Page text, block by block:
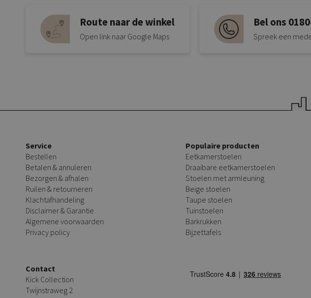
Route naar de winkel
Open link naar Google Maps
Bel ons
Spreek een
Service
Bestellen
Betalen & annuleren
Bezorgen & afhalen
Ruilen & retourneren
Klachtafhandeling
Disclaimer & Garantie
Algemene voorwaarden
Privacy policy
Populaire producten
Eetkamerstoelen
Draaibare eetkamerstoelen
Stoelen met armleuning
Beige stoelen
Taupe stoelen
Tuinstoelen
Barkrukken
Bijzettafels
Contact
Kick Collection
Twijnstraweg 2